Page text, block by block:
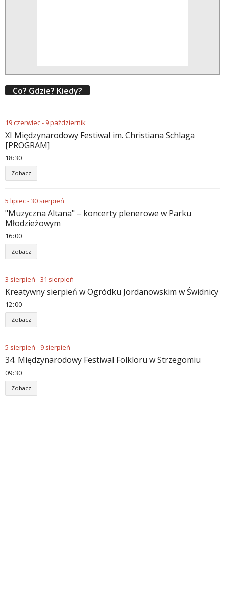
Co? Gdzie? Kiedy?
19czerwiec- 9październik
XI Międzynarodowy Festiwal im. Christiana Schlaga
[PROGRAM]
18 30
Zobacz
5 lipiec-30 sierpień
"Muzyczna Altana" – koncerty plenerowe w Parku
Młodzieżowym
16 00
Zobacz
3 sierpień -31 sierpień
Kreatywny sierpień w Ogródku Jordanowskim w Świdnicy
12 00
Zobacz
5 sierpień - 9 sierpień
34. Międzynarodowy Festiwal Folkloru w Strzegomiu
09 30
Zobacz